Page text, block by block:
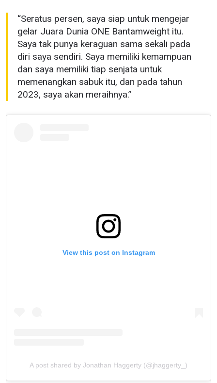
“Seratus persen, saya siap untuk mengejar
gelar Juara Dunia ONE Bantamweight itu.
Saya tak punya keraguan sama sekali pada
diri saya sendiri. Saya memiliki kemampuan
dan saya memiliki tiap senjata untuk
memenangkan sabuk itu, dan pada tahun
2023, saya akan meraihnya.”
View this post on Instagram
A post shared by Jonathan Haggerty (@jhaggerty_)